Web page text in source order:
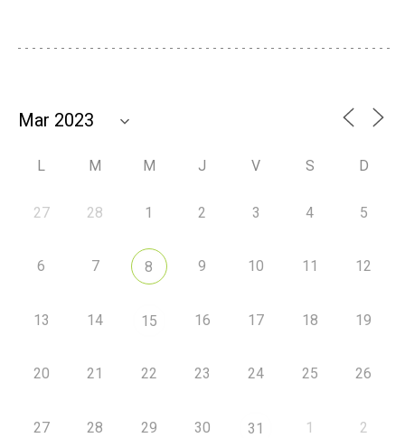
L M M J V S D
27 28 1 2 3 4 5
6 7 8 9 10 11 12
13 14 15 16 17 18 19
20 21 22 23 24 25 26
27 28 29 30 31 1 2